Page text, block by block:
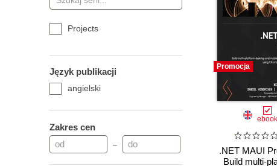
Projects
Język publikacji
angielski
Zakres cen
–
Promocja
ebook
.NET MAUI
Build multi-